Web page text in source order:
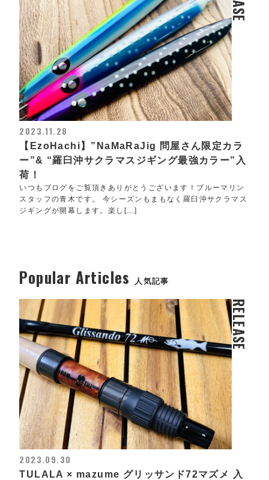
2023.11.28
【EzoHachi】”NaMaRaJig 問屋さん限定カラ
ー”& “羅臼沖サクラマスジギング最強カラー”入
荷！
いつもブログをご覧頂きありがとうございます！ブルーマリン
スタッフの青木です。 今シーズンもまもなく羅臼沖サクラマス
ジギングが開幕します。楽し[...]
Popular Articles 人気記事
RELEASE
2023.09.30
TULALA × mazume グリッサンド72マズメ 入